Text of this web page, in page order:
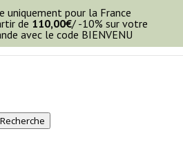
Recherche
uniquement pour la France
de 110,00€/ -10% sur votre
avec le code BIENVENU